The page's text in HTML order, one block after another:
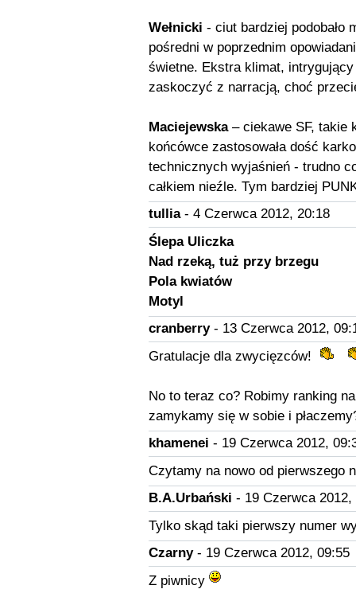
Wełnicki - ciut bardziej podobało
pośredni w poprzednim
świetne. Ekstra klimat,
zaskoczyć z narracją, choć
Maciejewska– ciekawe SF, takie
końcówce zastosowała dość
technicznych wyjaśnień - trudno
całkiem nieźle. Tym bardziej
tullia- 4 Czerwca 2012, 20:18
Ślepa Uliczka
Nad rzeką, tuż przy brzegu
Pola kwiatów
Motyl
cranberry- 13 Czerwca 2012,
Gratulacje dla zwycięzców!
No to teraz co? Robimy ranking
zamykamy się w sobie i
khamenei - 19 Czerwca 2012,
Czytamy na nowo od pierwszego
B.A.Urbański - 19 Czerwca 2012,
Tylko skąd taki pierwszy numer
Czarny- 19 Czerwca 2012, 09:55
Z piwnicy